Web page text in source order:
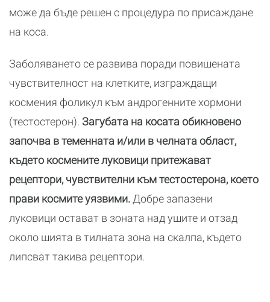
може да бъде решен с процедура по присаждане
на коса.
Заболяването се развива поради повишената
чувствителност на клетките, изграждащи
космения фоликул към андрогенните хормони
(тестостерон). Загубата на косата обикновено
започва в теменната и/или в челната област,
където космените луковици притежават
рецептори, чувствителни към тестостерона, което
прави космите уязвими. Добре запазени
луковици остават в зоната над ушите и отзад
около шията в тилната зона на скалпа, където
липсват такива рецептори.